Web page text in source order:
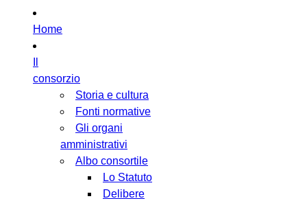
Home
consorzio
Storia e cultura
Fonti normative
Gli organi
amministrativi
Albo consortile
Lo Statuto
Delibere